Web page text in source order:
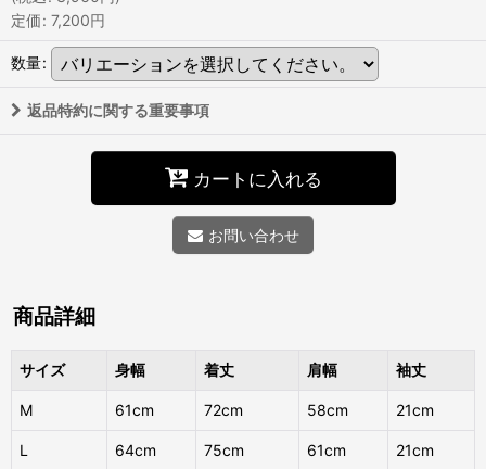
定価: 7,200円
数量:
返品特約に関する重要事項
カートに入れる
お問い合わせ
商品詳細
サイズ 身幅 着丈 肩幅 袖丈
M 61cm 72cm 58cm 21cm
L 64cm 75cm 61cm 21cm